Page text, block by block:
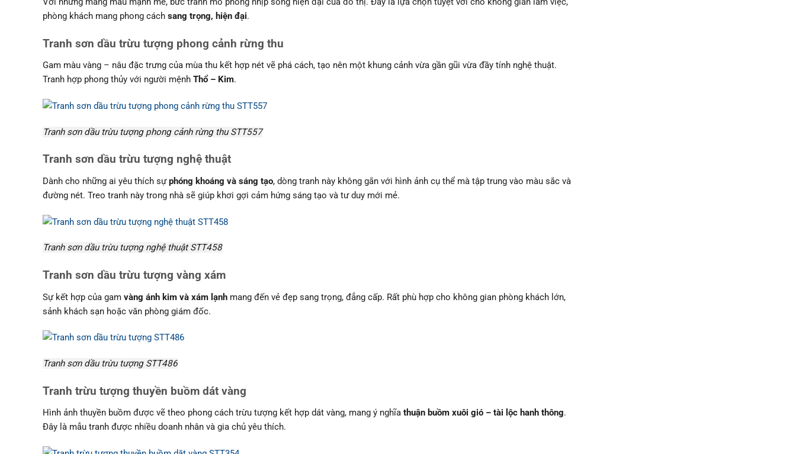
phòng khách mang phong cách sang trọng, hiện đại.
Tranh sơn dầu trừu tượng phong cảnh rừng thu
Gam màu vàng – nâu đặc trưng của mùa thu kết hợp nét vẽ phá cách, tạo nên một khung cảnh vừa gần gũi vừa đầy tính nghệ thuật.
Tranh hợp phong thủy với người mệnh Thổ – Kim.
Tranh sơn dầu trừu tượng phong cảnh rừng thu STT557
Tranh sơn dầu trừu tượng nghệ thuật
Dành cho những ai yêu thích sựphóng khoáng và sáng tạo, dòng tranh này không gắn với hình ảnh cụ thể mà tập trung vào màu sắc và
đường nét. Treo tranh này trong nhà sẽ giúp khơi gợi cảm hứng sáng tạo và tư duy mới mẻ.
Tranh sơn dầu trừu tượng nghệ thuật STT458
Tranh sơn dầu trừu tượng vàng xám
Sự kết hợp của gam vàng ánh kim và xám lạnh mang đến vẻ đẹp sang trọng, đẳng cấp. Rất phù hợp cho không gian phòng khách lớn,
sảnh khách sạn hoặc văn phòng giám đốc.
Tranh sơn dầu trừu tượng STT486
Tranh trừu tượng thuyền buồm dát vàng
Hình ảnh thuyền buồm được vẽ theo phong cách trừu tượng kết hợp dát vàng, mang ý nghĩa thuận buồm xuôi gió – tài lộc hanh thông.
Đây là mẫu tranh được nhiều doanh nhân và gia chủ yêu thích.